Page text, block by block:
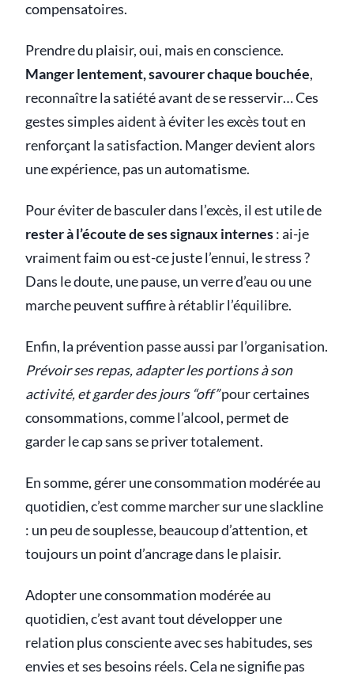
compensatoires.
Prendre du plaisir, oui, mais en conscience.
Manger lentement, savourer chaque bouchée,
reconnaître la satiété avant de se resservir… Ces
gestes simples aident à éviter les excès tout en
renforçant la satisfaction. Manger devient alors
une expérience, pas un automatisme.
Pour éviter de basculer dans l’excès, il est utile de
rester à l’écoute de ses signaux internes: ai-je
vraiment faim ou est-ce juste l’ennui, le stress ?
Dans le doute, une pause, un verre d’eau ou une
marche peuvent suffire à rétablir l’équilibre.
Enfin, la prévention passe aussi par l’organisation.
Prévoir ses repas, adapter les portions à son
activité, et garder des jours “off”pour certaines
consommations, comme l’alcool, permet de
garder le cap sans se priver totalement.
En somme, gérer une consommation modérée au
quotidien, c’est comme marcher sur une slackline
: un peu de souplesse, beaucoup d’attention, et
toujours un point d’ancrage dans le plaisir.
Adopter une consommation modérée au
quotidien, c’est avant tout développer une
relation plus consciente avec ses habitudes, ses
envies et ses besoins réels. Cela ne signifie pas